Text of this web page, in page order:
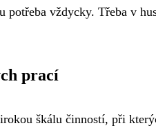
potřeba vždycky. Třeba v
prací
škálu činností, při